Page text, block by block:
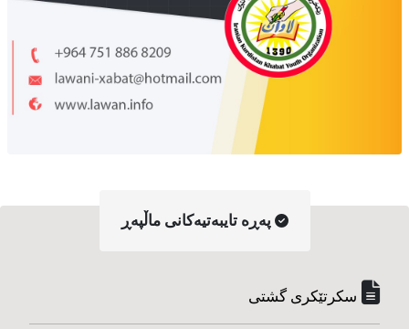
په‌ڕه‌ تایبه‌تیه‌کانی ماڵپه‌ڕ
سکرتێکری گشتی